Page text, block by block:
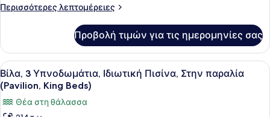
Θέα
(Pavilion,
King
Bed)
Περισσότερες λεπτομέρειες
Περισσότερες
1
Υπνοδωμάτιο,
Ιδιωτική
Πισίνα,
Θέα
στη
Θάλασσα
Προβολή τιμών για τις ημερομηνίες σας
Προβολή
όλων
των
φωτογραφιών
Μια πισίνα υπερχείλισης στην
5
Βίλα, 3 Υπνοδωμάτια, Ιδιωτική Πισίνα, Στην παραλία
(Pavilion, King Beds)
Θέα στη θάλασσα